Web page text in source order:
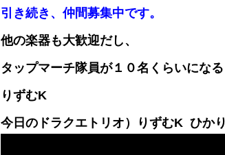
引き続き、仲間募集中です。
他の楽器も大歓迎だし、
タップマーチ隊員が１０名くらいにな
りずむK
今日のドラクエトリオ）りずむK ひか